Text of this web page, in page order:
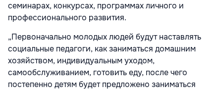
семинарах, конкурсах, программах личного и
профессионального развития.
„Первоначально молодых людей будут наставлять
социальные педагоги, как заниматься домашним
хозяйством, индивидуальным уходом,
самообслуживанием, готовить еду, после чего
постепенно детям будет предложено заниматься